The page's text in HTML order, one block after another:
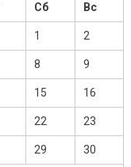
Сб Вс
1 2
8 9
15 16
22 23
29 30